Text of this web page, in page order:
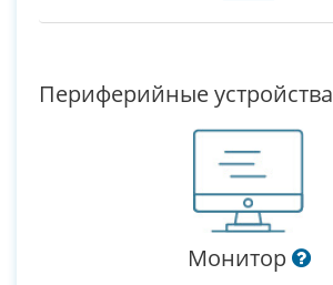
Периферийные устройства
Монитор